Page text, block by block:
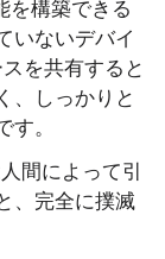
を構築できる
いないデバイ
を共有すると
、しっかりと
。
間によって引
、完全に撲滅